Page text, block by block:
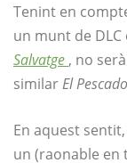
Tenint en
un munt de
Salvatge , no
similarEl
En aquest
un (raonable en